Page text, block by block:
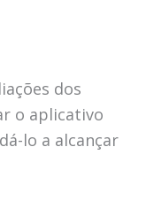
dos
o aplicativo
lo a alcançar